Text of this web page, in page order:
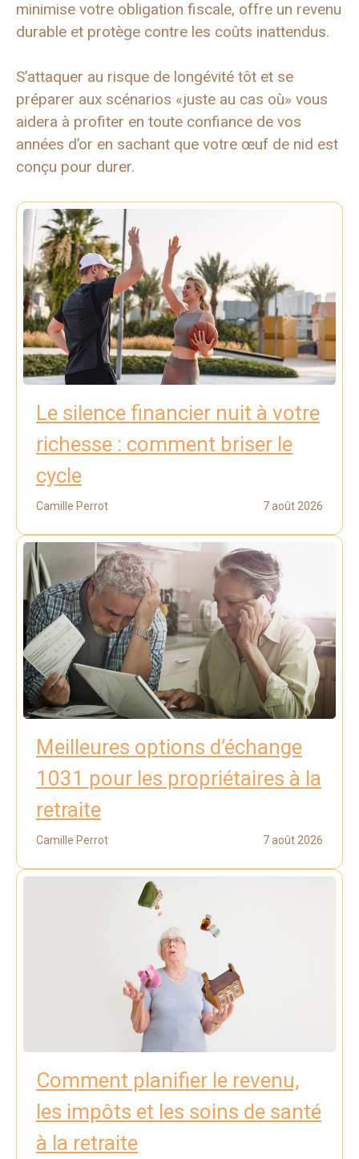
minimise votre obligation fiscale, offre un revenu
durable et protège contre les coûts inattendus.
S’attaquer au risque de longévité tôt et se
préparer aux scénarios «juste au cas où» vous
aidera à profiter en toute confiance de vos
années d’or en sachant que votre œuf de nid est
conçu pour durer.
Le silence financier nuit à votre
richesse : comment briser le
cycle
Camille Perrot 7 août 2026
Meilleures options d’échange
1031 pour les propriétaires à la
retraite
Camille Perrot 7 août 2026
Comment planifier le revenu,
les impôts et les soins de santé
à la retraite